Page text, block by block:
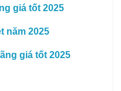
giá tốt 2025
năm 2025
giá tốt 2025